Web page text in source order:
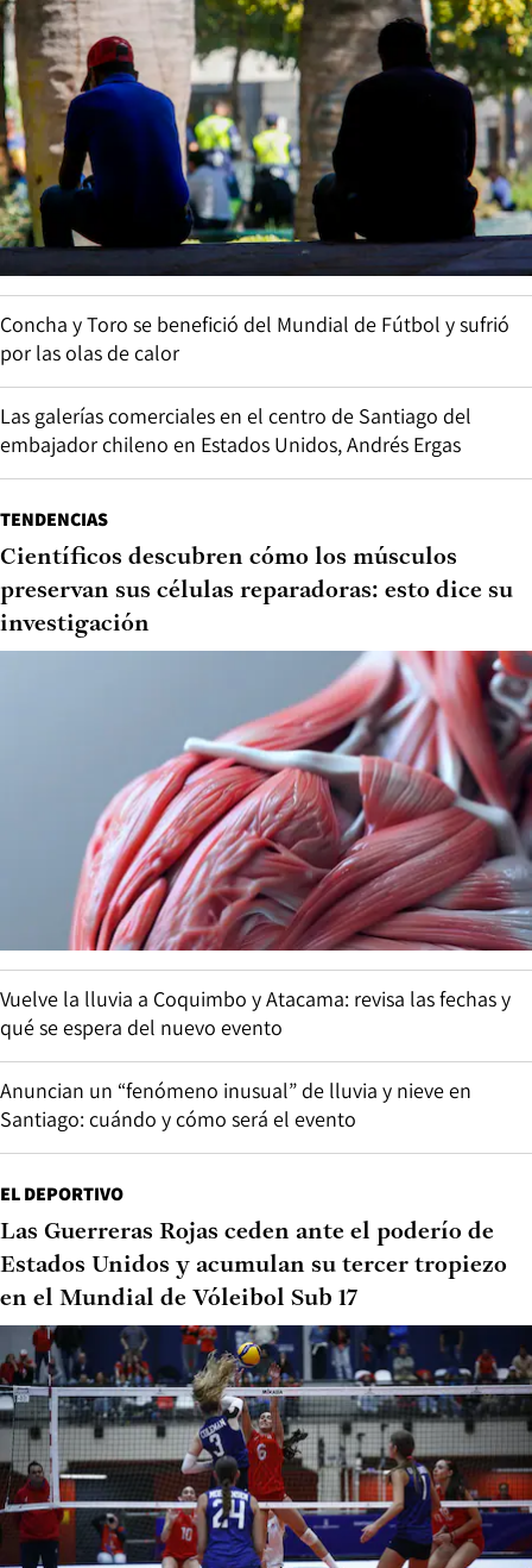
Concha y Toro se benefició del Mundial de Fútbol y sufrió
por las olas de calor
Las galerías comerciales en el centro de Santiago del
embajador chileno en Estados Unidos, Andrés Ergas
TENDENCIAS
Científicos descubren cómo los músculos
preservan sus células reparadoras: esto dice su
investigación
Vuelve la lluvia a Coquimbo y Atacama: revisa las fechas y
qué se espera del nuevo evento
Anuncian un “fenómeno inusual” de lluvia y nieve en
Santiago: cuándo y cómo será el evento
EL DEPORTIVO
Las Guerreras Rojas ceden ante el poderío de
Estados Unidos y acumulan su tercer tropiezo
en el Mundial de Vóleibol Sub 17